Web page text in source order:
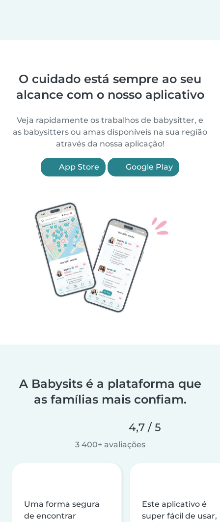
O cuidado está sempre ao seu
alcance com o nosso aplicativo
Veja rapidamente os trabalhos de babysitter, e
as babysitters ou amas disponíveis na sua região
através da nossa aplicação!
App Store Google Play
A Babysits é a plataforma que
as famílias mais confiam.
4,7 / 5
3 400+ avaliações
Uma forma segura
de encontrar
Este aplicativo é
super fácil de usar,